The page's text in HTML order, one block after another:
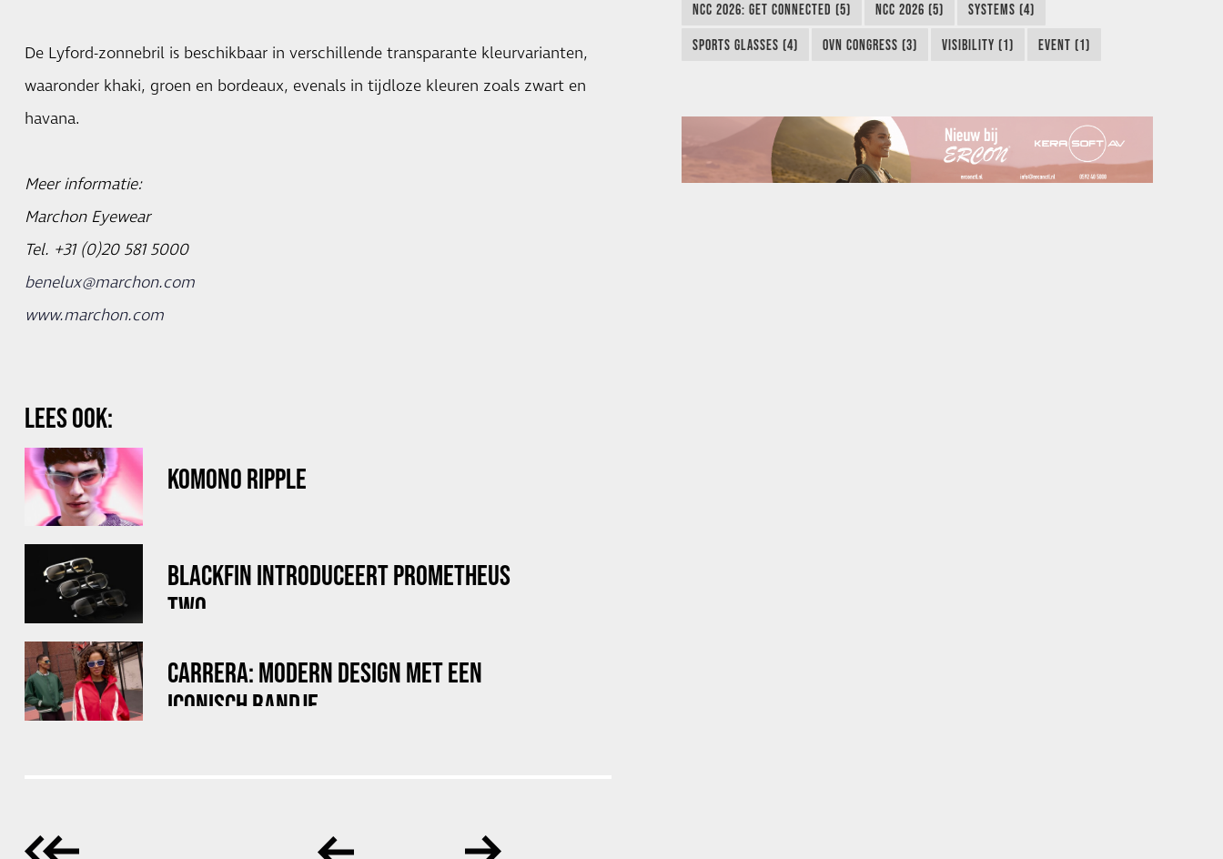
De Lyford-zonnebril is beschikbaar in verschillende transparante kleurvarianten,
waaronder khaki, groen en bordeaux, evenals in tijdloze kleuren zoals zwart en
havana.
Meer informatie:
Marchon Eyewear
Tel. +31 (0)20 581 5000
benelux@marchon.com
www.marchon.com
LEES OOK:
KOMONO RIPPLE
BLACKFIN INTRODUCEERT PROMETHEUS
TWO
CARRERA: MODERN DESIGN MET EEN
ICONISCH RANDJE
NCC 2026: GET CONNECTED (5) NCC 2026 (5) SYSTEMS (4)
SPORTS GLASSES (4) OVN CONGRESS (3) VISIBILITY (1) EVENT (1)